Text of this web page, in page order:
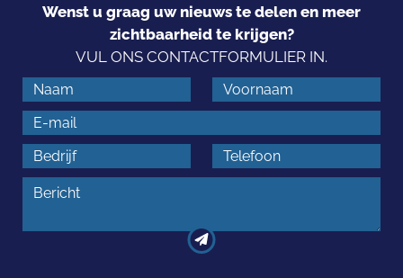
Wenst u graag uw nieuws te delen en meer
zichtbaarheid te krijgen?
VUL ONS CONTACTFORMULIER IN.